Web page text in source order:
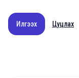
Илгээх Цуцлах